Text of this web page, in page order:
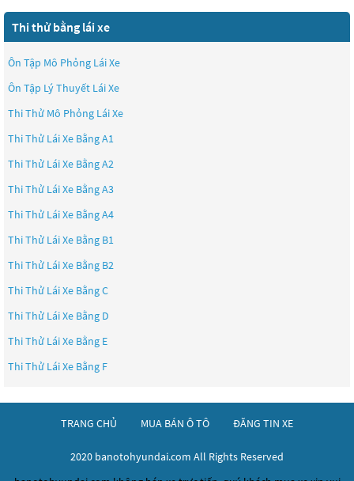
Thi thử bằng lái xe
Ôn Tập Mô Phỏng Lái Xe
Ôn Tập Lý Thuyết Lái Xe
Thi Thử Mô Phỏng Lái Xe
Thi Thử Lái Xe Bằng A1
Thi Thử Lái Xe Bằng A2
Thi Thử Lái Xe Bằng A3
Thi Thử Lái Xe Bằng A4
Thi Thử Lái Xe Bằng B1
Thi Thử Lái Xe Bằng B2
Thi Thử Lái Xe Bằng C
Thi Thử Lái Xe Bằng D
Thi Thử Lái Xe Bằng E
Thi Thử Lái Xe Bằng F
TRANG CHỦ MUA BÁN Ô TÔ ĐĂNG TIN XE
2020 banotohyundai.com All Rights Reserved